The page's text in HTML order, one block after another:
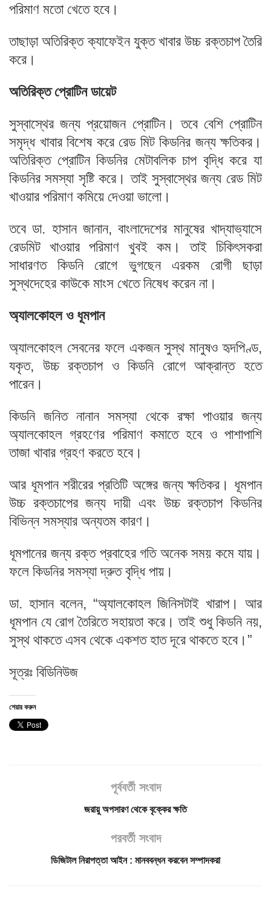
পরিমাণ মতো খেতে হবে।
তাছাড়া অতিরিক্ত ক্যাফেইন যুক্ত খাবার উচ্চ রক্তচাপ তৈরি
করে।
অতিরিক্ত প্রোটিন ডায়েট
সুস্বাস্থের জন্য প্রয়োজন প্রোটিন। তবে বেশি প্রোটিন
সমৃদ্ধ খাবার বিশেষ করে রেড মিট কিডনির জন্য ক্ষতিকর।
অতিরিক্ত প্রোটিন কিডনির মেটাবলিক চাপ বৃদ্ধি করে যা
কিডনির সমস্যা সৃষ্টি করে। তাই সুস্বাস্থের জন্য রেড মিট
খাওয়ার পরিমাণ কমিয়ে দেওয়া ভালো।
তবে ডা. হাসান জানান, বাংলাদেশের মানুষের খাদ্যাভ্যাসে
রেডমিট খাওয়ার পরিমাণ খুবই কম। তাই চিকিৎসকরা
সাধারণত কিডনি রোগে ভুগছেন এরকম রোগী ছাড়া
সুস্থদেহের কাউকে মাংস খেতে নিষেধ করেন না।
অ্যালকোহল ও ধূমপান
অ্যালকোহল সেবনের ফলে একজন সুস্থ মানুষও হৃদপিণ্ড,
যকৃত, উচ্চ রক্তচাপ ও কিডনি রোগে আক্রান্ত হতে
পারেন।
কিডনি জনিত নানান সমস্যা থেকে রক্ষা পাওয়ার জন্য
অ্যালকোহল গ্রহণের পরিমাণ কমাতে হবে ও পাশাপাশি
তাজা খাবার গ্রহণ করতে হবে।
আর ধূমপান শরীরের প্রতিটি অঙ্গের জন্য ক্ষতিকর। ধূমপান
উচ্চ রক্তচাপের জন্য দায়ী এবং উচ্চ রক্তচাপ কিডনির
বিভিন্ন সমস্যার অন্যতম কারণ।
ধূমপানের জন্য রক্ত প্রবাহের গতি অনেক সময় কমে যায়।
ফলে কিডনির সমস্যা দ্রুত বৃদ্ধি পায়।
ডা. হাসান বলেন, “অ্যালকোহল জিনিসটাই খারাপ। আর
ধূমপান যে রোগ তৈরিতে সহায়তা করে। তাই শুধু কিডনি নয়,
সুস্থ থাকতে এসব থেকে একশত হাত দূরে থাকতে হবে।”
সূত্রঃ বিডিনিউজ
শেয়ার করুন
পূর্ববর্তী সংবাদ
জরায়ু অপসারণ থেকে বৃক্কের ক্ষতি
পরবর্তী সংবাদ
ডিজিটাল নিরাপত্তা আইন : মানববন্ধন করবেন সম্পাদকরা